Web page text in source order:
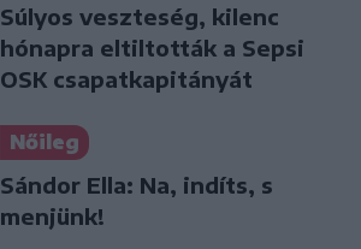
Súlyos veszteség, kilenc
hónapra eltiltották a Sepsi
OSK csapatkapitányát
Nőileg
Sándor Ella: Na, indíts, s
menjünk!